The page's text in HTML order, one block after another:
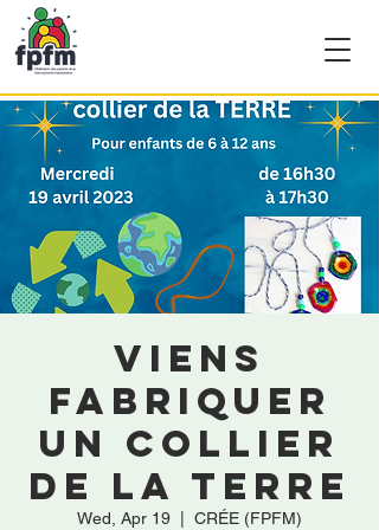
Viens
fabriquer
un collier
de la terre
Wed, Apr 19 CRÉE (FPFM)